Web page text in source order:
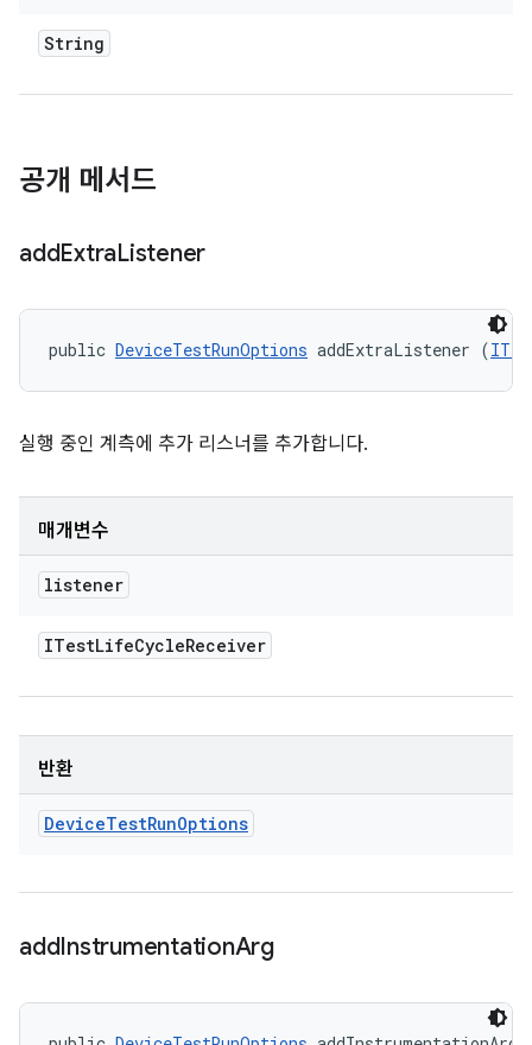
String
공개 메서드
addExtraListener
public DeviceTestRunOptions addExtraListener (
실행 중인 계측에 추가 리스너를 추가합니다.
매개변수
listener
ITestLifeCycleReceiver
반환
DeviceTestRunOptions
addInstrumentationArg